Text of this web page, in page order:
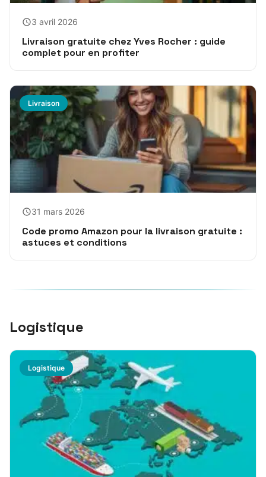
3 avril 2026
Livraison gratuite chez Yves Rocher : guide
complet pour en profiter
Livraison
31 mars 2026
Code promo Amazon pour la livraison gratuite :
astuces et conditions
Logistique
Logistique